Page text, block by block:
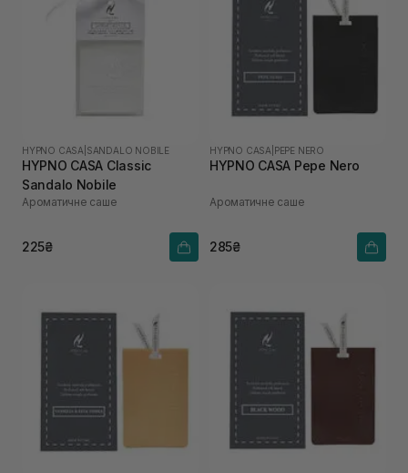
HYPNO CASA SANDALO NOBILE
HYPNO CASA Classic
Sandalo Nobile
Ароматичне саше
225₴
HYPNO CASA PEPE NERO
HYPNO CASA Pepe Nero
Ароматичне саше
285₴